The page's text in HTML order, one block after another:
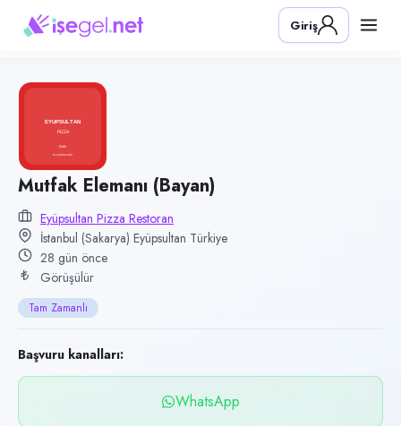
Pozisyon
Mutfak Elemanı (Bayan)
Eyüpsultan Pizza Restoran
Kategori
Yiyecek & İçecek (Restoran/Cafe)
Konum
Eyüpsultan, İstanbul (Sakarya)
Çalışma şekli
Tam Zamanlı
Yayın tarihi
10 Temmuz 2026
Son geçerlilik
8 Ekim 2026
Giriş
Mutfak Elemanı (Bayan)
Eyüpsultan Pizza Restoran
İstanbul (Sakarya) Eyüpsultan Türkiye
28 gün önce
Görüşülür
Tam Zamanlı
Başvuru kanalları:
WhatsApp